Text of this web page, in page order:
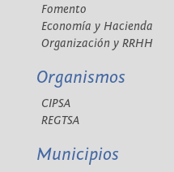
Fomento
Economía y Hacienda
Organización y RRHH
Organismos
CIPSA
REGTSA
Municipios